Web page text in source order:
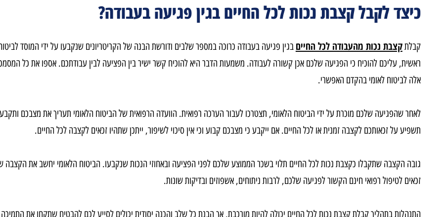
לקבל קצבת נכות לכל החיים בגין פגיעה בעבודה?
קצבת נכות מהעבודה לכל החיים בגין פגיעה בעבודה כרוכה במספר שלבים ודורשת הבנה של הקריטריונים שנקבעו על ידי המוסד לביטוח
עליכם להוכיח כי הפגיעה שלכם אכן קשורה לעבודה. משמעות הדבר היא להוכיח קשר ישיר בין הפציעה לבין עבודתכם. אספו את כל המסמכים
לביטוח לאומי בהקדם האפשרי.
על זכאותכם לקצבה זמנית או לכל החיים. אם ייקבע כי מצבכם קבוע וכי אין סיכוי לשיפור, ייתכן שתהיו זכאים לקצבה לכל החיים.
לטיפול רפואי חינם הקשור לפגיעה שלכם, לרבות ניתוחים, אשפוזים ובדיקות שונות.